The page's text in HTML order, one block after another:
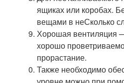
ящиках или коробах.
вещами в неСколько
Хорошая вентиляция
хорошо
прорастание.
Также необходимо